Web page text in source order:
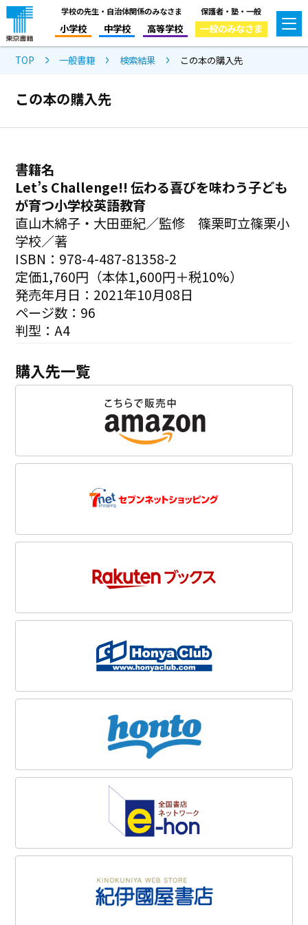
学校の先生・自治体関係のみなさま
小学校 中学校 高等学校
保護者・塾・一般
一般のみなさま
TOP 一般書籍 検索結果 この本の購入先
この本の購入先
書籍名
Let’s Challenge!! 伝わる喜びを味わう子ども
が育つ小学校英語教育
直山木綿子・大田亜紀／監修 篠栗町立篠栗小
学校／著
ISBN：978-4-487-81358-2
定価1,760円（本体1,600円＋税10%）
発売年月日：2021年10月08日
ページ数：96
判型：A4
購入先一覧